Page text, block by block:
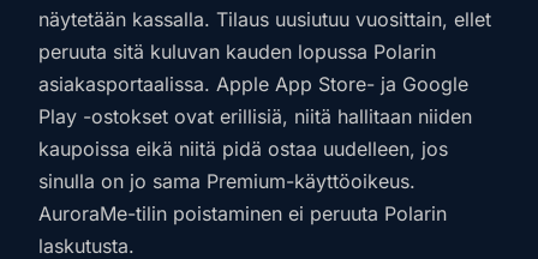
näytetään kassalla. Tilaus uusiutuu vuosittain, ellet
peruuta sitä kuluvan kauden lopussa Polarin
asiakasportaalissa. Apple App Store- ja Google
Play -ostokset ovat erillisiä, niitä hallitaan niiden
kaupoissa eikä niitä pidä ostaa uudelleen, jos
sinulla on jo sama Premium-käyttöoikeus.
AuroraMe-tilin poistaminen ei peruuta Polarin
laskutusta.